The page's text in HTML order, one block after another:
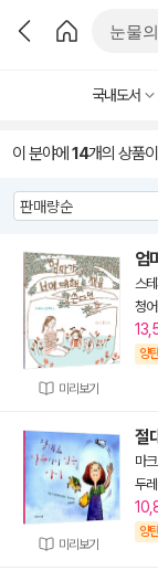
국내도서
이 분야에 14개의 상품
미리보기
엄
스
청
양
미리보기
절
마
두
양